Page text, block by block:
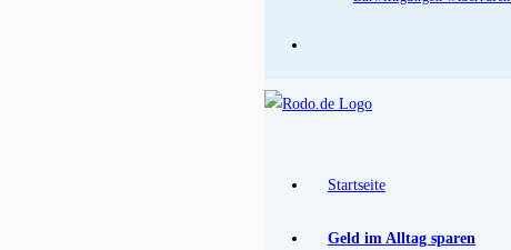
Startseite
Geld im Alltag sparen